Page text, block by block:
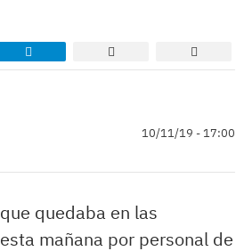
10/11/19 - 17:00
que quedaba en las
esta mañana por personal de